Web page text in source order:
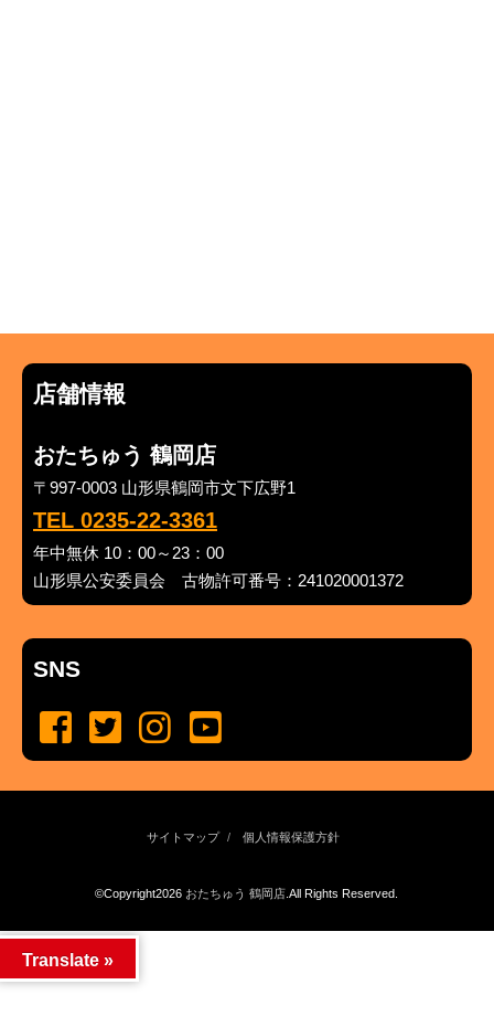
店舗情報
おたちゅう 鶴岡店
〒997-0003 山形県鶴岡市文下広野1
TEL 0235-22-3361
年中無休 10：00～23：00
山形県公安委員会 古物許可番号：241020001372
SNS
サイトマップ 個人情報保護方針
©Copyright2026 おたちゅう 鶴岡店 .All Rights Reserved.
Translate »